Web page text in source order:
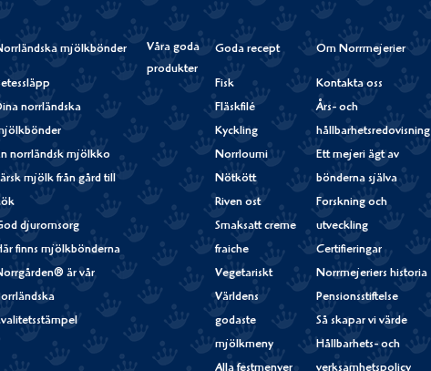
mjölkbönder
norrländska
norrländsk mjölkko
mjölk från gård till
djuromsorg
finns mjölkbönderna
är vår
Våra goda
produkter
Goda recept
Fisk
Fläskfilé
Kyckling
Norrloumi
Nötkött
Riven ost
Smaksatt creme
fraiche
Vegetariskt
Världens
godaste
mjölkmeny
Om Norrmejerier
Kontakta oss
Års- och
hållbarhetsredovisning
Ett mejeri ägt av
bönderna själva
Forskning och
utveckling
Certifieringar
Norrmejeriers historia
Pensionsstiftelse
Så skapar vi värde
Hållbarhets- och